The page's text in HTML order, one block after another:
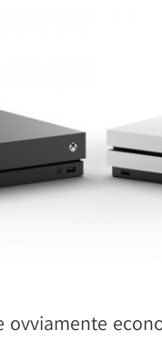
ovviamente